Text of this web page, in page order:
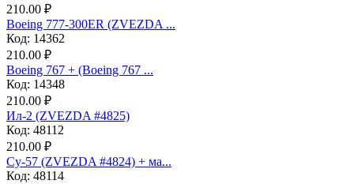
210.00 ₽
Boeing 777-300ER (ZVEZDA ...
Код: 14362
210.00 ₽
Boeing 767 + (Boeing 767 ...
Код: 14348
210.00 ₽
Ил-2 (ZVEZDA #4825)
Код: 48112
210.00 ₽
Су-57 (ZVEZDA #4824) + ма...
Код: 48114